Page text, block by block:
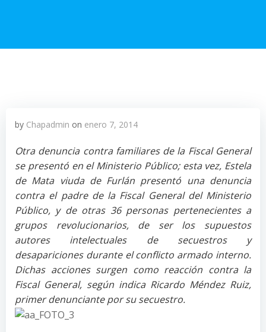
by Chapadmin on enero 7, 2014
Otra denuncia contra familiares de la Fiscal General
se presentó en el Ministerio Público; esta vez, Estela
de Mata viuda de Furlán presentó una denuncia
contra el padre de la Fiscal General del Ministerio
Público, y de otras 36 personas pertenecientes a
grupos revolucionarios, de ser los supuestos
autores intelectuales de secuestros y
desapariciones durante el conflicto armado interno.
Dichas acciones surgen como reacción contra la
Fiscal General, según indica Ricardo Méndez Ruiz,
primer denunciante por su secuestro.